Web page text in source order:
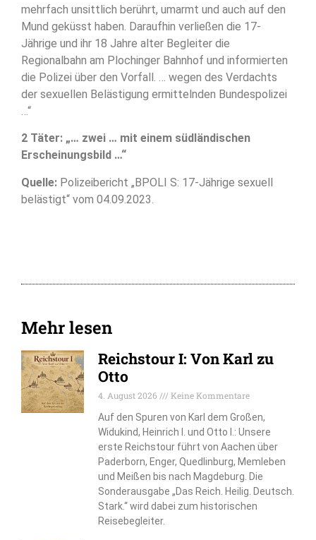
mehrfach unsittlich berührt, umarmt und auch auf den
Mund geküsst haben. Daraufhin verließen die 17-
Jährige und ihr 18 Jahre alter Begleiter die
Regionalbahn am Plochinger Bahnhof und informierten
die Polizei über den Vorfall. … wegen des Verdachts
der sexuellen Belästigung ermittelnden Bundespolizei
…“
2 Täter: „… zwei … mit einem südländischen
Erscheinungsbild …“
Quelle: Polizeibericht „BPOLI S: 17-Jährige sexuell
belästigt“ vom 04.09.2023.
Mehr lesen
Reichstour I: Von Karl zu
Otto
4. August 2026
Keine Kommentare
Auf den Spuren von Karl dem Großen,
Widukind, Heinrich I. und Otto I.: Unsere
erste Reichstour führt von Aachen über
Paderborn, Enger, Quedlinburg, Memleben
und Meißen bis nach Magdeburg. Die
Sonderausgabe „Das Reich. Heilig. Deutsch.
Stark.“ wird dabei zum historischen
Reisebegleiter.